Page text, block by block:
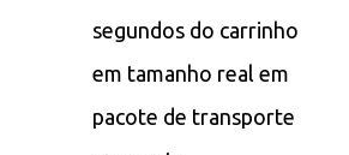
segundos do carrinho
em tamanho real em
pacote de transporte